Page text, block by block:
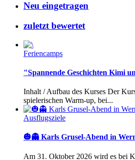
Neu eingetragen
zuletzt bewertet
Feriencamps
"Spannende Geschichten Kimi
Inhalt / Aufbau des Kurses Der
spielerischen Warm-up, bei...
Ausflugsziele
🎃👻 Karls Grusel-Abend in
Am 31. Oktober 2026 wird es bei